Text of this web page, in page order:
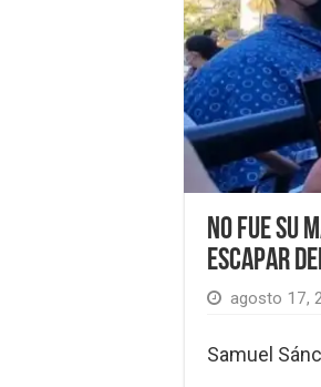
No fue su
escapar
agosto 17,
Samuel